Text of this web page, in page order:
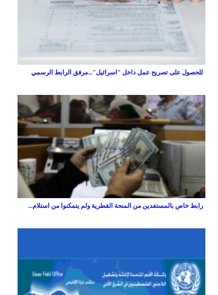
للحصول على تصريح عمل داخل "اسرائيل"...مرفق الرابط الرسمي
رابط خاص بالمستفدين من المنحة القطرية ولم يتمكنوا من استلام...